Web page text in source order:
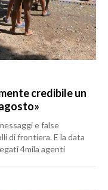
credibile un
e false
di frontiera. E la data
4mila agenti